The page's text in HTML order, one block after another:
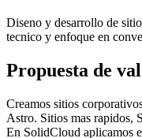
Diseno y desarrollo de
tecnico y enfoque en
Propuesta de
Creamos sitios
Astro. Sitios mas rapidos,
En SolidCloud aplicamos